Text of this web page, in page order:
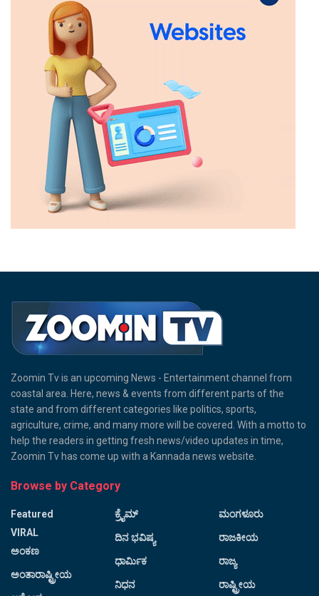
Zoomin Tv is an upcoming News - Entertainment channel from
coastal area. Here, news & events from different parts of the
state and from different categories like politics, sports,
agriculture, crime, and many more will be covered. With a motto to
help the readers in getting fresh news/video updates in time,
Zoomin Tv has come up with a Kannada news website.
Browse by Category
Featured
VIRAL
ಅಂಕಣ
ಅಂತಾರಾಷ್ಟ್ರೀಯ
ಕ್ರೈಮ್
ದಿನ ಭವಿಷ್ಯ
ಧಾರ್ಮಿಕ
ನಿಧನ
ಮಂಗಳೂರು
ರಾಜಕೀಯ
ರಾಜ್ಯ
ರಾಷ್ಟ್ರೀಯ